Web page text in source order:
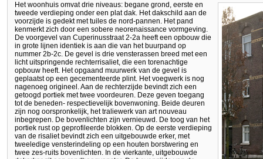
Het woonhuis omvat drie niveaus: begane grond, eerste en
tweede verdieping onder een plat dak. Het dakschild aan de
voorzijde is gedekt met tuiles de nord-pannen. Het pand
kenmerkt zich door een sobere neorenaissance vormgeving.
De voorgevel van Cuperinusstraat 2-2a heeft een opbouw die
in grote lijnen identiek is aan die van het buurpand op
nummer 2b-2c. De gevel is drie vensterassen breed met een
licht uitspringende rechterrisaliet, die een torenachtige
opbouw heeft. Het opgaand muurwerk van de gevel is
geplaatst op een gecementeerde plint. Het voegwerk is nog
nagenoeg origineel. Aan de rechterzijde bevindt zich een
getoogd portiek met twee voordeuren. Deze geven toegang
tot de beneden- respectievelijk bovenwoning. Beide deuren
zijn nog oorspronkelijk, het traliewerk van art nouveau
inbegrepen. De bovenlichten zijn vernieuwd. De toog van het
portiek rust op geprofileerde blokken. Op de eerste verdieping
van de risaliet bevindt zich een uitgebouwde erker, met
tweeledige vensterindeling op een houten borstwering en
twee zes-ruits bovenlichten. In de vierkante, uitgebouwde